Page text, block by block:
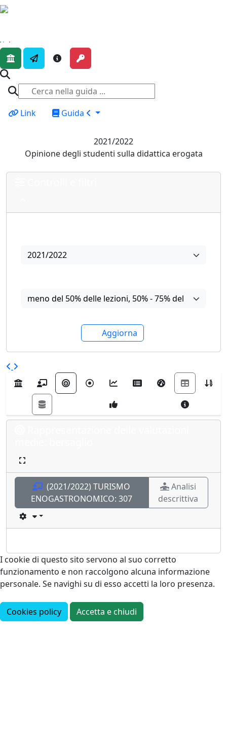
Link Guida
2021/2022
Opinione degli studenti sulla didattica erogata
2021/2022
meno del 50% delle lezioni, 50% - 75% delle lezioni
Aggiorna
(2021/2022) TURISMO
ENOGASTRONOMICO: 307
Analisi
descrittiva
I cookie di questo sito servono al suo corretto
funzionamento e non raccolgono alcuna informazione
personale. Se navighi su di esso accetti la loro presenza.
Cookies policy Accetta e chiudi